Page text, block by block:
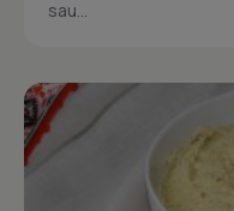
sau...